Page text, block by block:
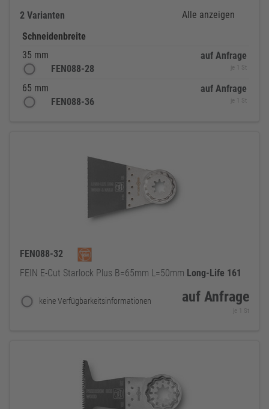
2 Varianten
Alle anzeigen
Schneidenbreite
35 mm
FEN088-28
auf Anfrage
je 1 St
65 mm
FEN088-36
auf Anfrage
je 1 St
FEN088-32
FEIN E-Cut Starlock Plus B=65mm L=50mm Long-Life 161
keine Verfügbarkeitsinformationen auf Anfrage
je 1 St